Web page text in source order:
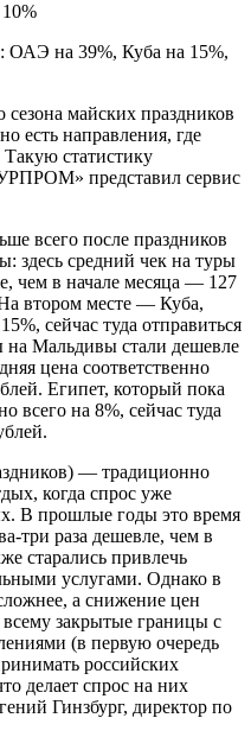
ОАЭ на 39%, Куба на 15%,
майских праздников
есть направления, где
статистику
представил сервис
всего после праздников
здесь средний чек на туры
чем в начале месяца — 127
втором месте — Куба,
сейчас туда отправиться
на Мальдивы стали дешевле
цена соответственно
Египет, который пока
всего на 8%, сейчас туда
— традиционно
когда спрос уже
В прошлые годы это время
три раза дешевле, чем в
старались привлечь
услугами. Однако в
а снижение цен
закрытые границы с
(в первую очередь
российских
делает спрос на них
Гинзбург, директор по